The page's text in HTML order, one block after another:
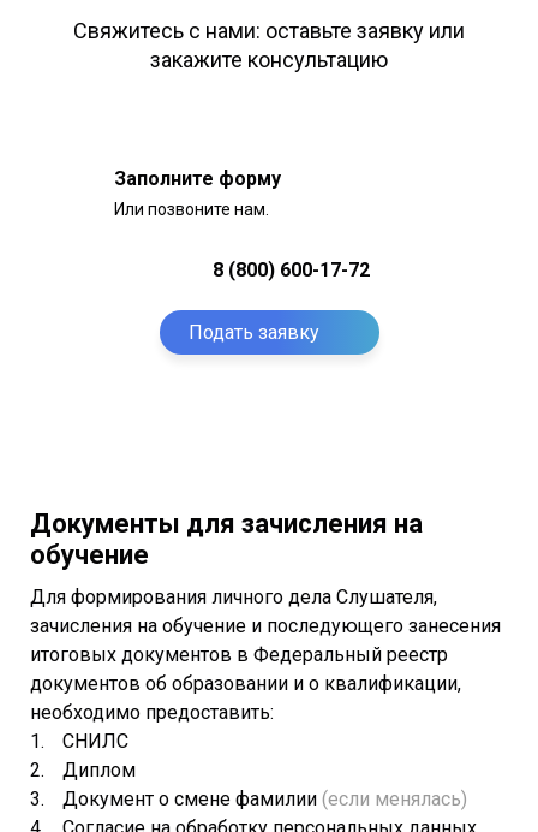
Свяжитесь с нами: оставьте заявку или
закажите консультацию
Заполните форму
Или позвоните нам.
8 (800) 600-17-72
Подать заявку
Документы для зачисления на
обучение
Для формирования личного дела Слушателя,
зачисления на обучение и последующего занесения
итоговых документов в Федеральный реестр
документов об образовании и о квалификации,
необходимо предоставить:
СНИЛС
Диплом
Документ о смене фамилии (если менялась)